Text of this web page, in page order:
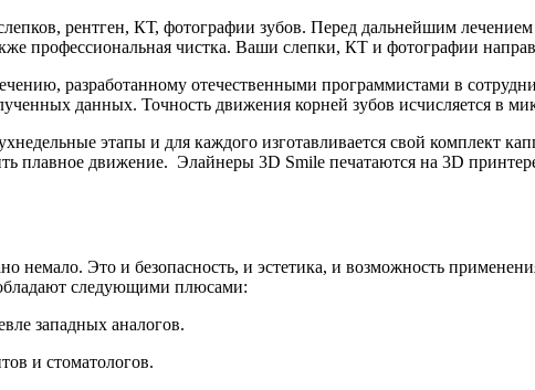
рентген, КТ, фотографии зубов. Перед дальнейшим
профессиональная чистка. Ваши слепки, КТ и фотографии
разработанному отечественными программистами в
данных. Точность движения корней зубов исчисляется в
этапы и для каждого изготавливается свой комплект
плавное движение. Элайнеры 3D Smile печатаются на 3D
немало. Это и безопасность, и эстетика, и возможность
следующими плюсами:
западных аналогов.
и стоматологов.